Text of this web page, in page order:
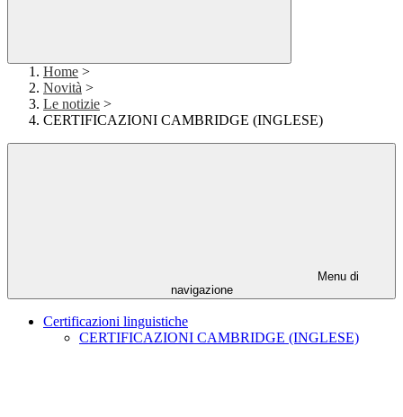
Home >
Novità >
Le notizie >
CERTIFICAZIONI CAMBRIDGE (INGLESE)
Menu di
navigazione
Certificazioni linguistiche
CERTIFICAZIONI CAMBRIDGE (INGLESE)